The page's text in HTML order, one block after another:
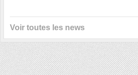
Voir toutes les news